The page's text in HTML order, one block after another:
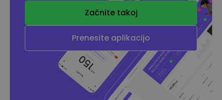
Začnite takoj
Prenesite aplikacijo